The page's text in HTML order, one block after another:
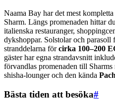
Naama Bay har det mest
Sharm. Längs promenaden hittar
italienska restauranger,
dykshoppar. Solstolar och
stranddelarna förcirka 100–200
gäster har egna strandavsnitt
förvandlas promenaden till
shisha-lounger och den kända
Bästa tiden att besöka#